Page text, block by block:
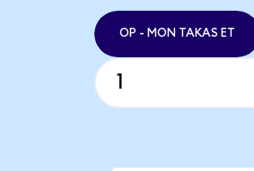
OP - MON TAKAS ET